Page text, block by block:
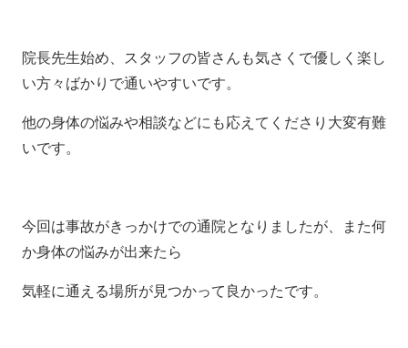
院長先生始め、スタッフの皆さんも気さくで優しく楽し
い方々ばかりで通いやすいです。
他の身体の悩みや相談などにも応えてくださり大変有難
いです。
今回は事故がきっかけでの通院となりましたが、また何
か身体の悩みが出来たら
気軽に通える場所が見つかって良かったです。